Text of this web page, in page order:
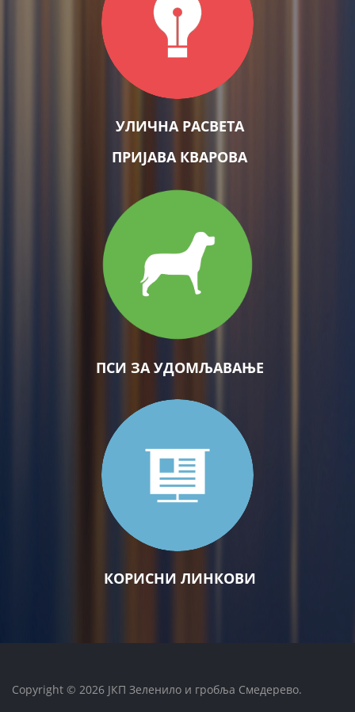
УЛИЧНА РАСВЕТА
ПРИЈАВА КВАРОВА
ПСИ ЗА УДОМЉАВАЊЕ
КОРИСНИ ЛИНКОВИ
Copyright © 2026 ЈКП Зеленило и гробља Смедерево.